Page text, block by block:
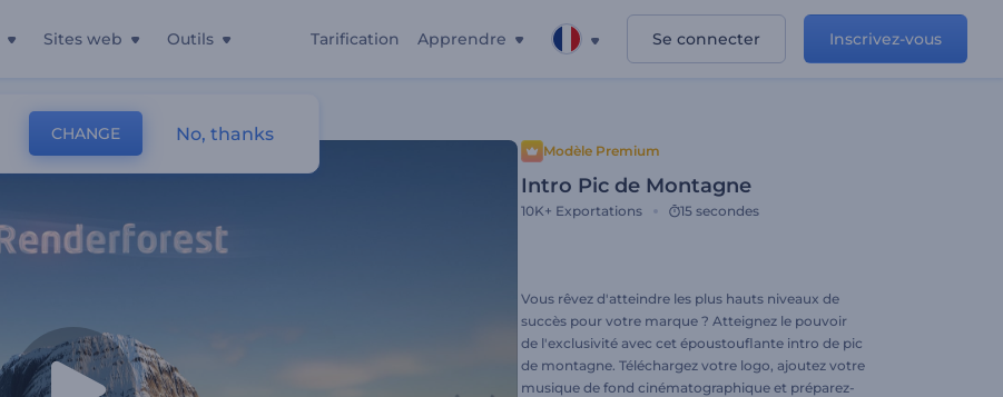
Sites web Outils Tarification Apprendre Se connecter Inscrivez-vous
Modèle Premium
Intro Pic de Montagne
10K+ Exportations 15 secondes
Vous rêvez d'atteindre les plus hauts niveaux de
succès pour votre marque ? Atteignez le pouvoir
de l'exclusivité avec cet époustouflante intro de pic
de montagne. Téléchargez votre logo, ajoutez votre
musique de fond cinématographique et préparez-
CHANGE No, thanks